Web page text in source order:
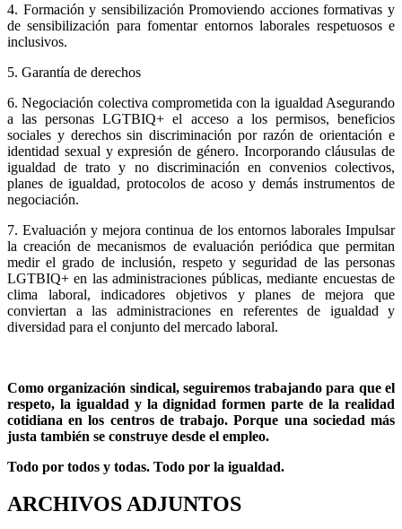
4. Formación y sensibilización Promoviendo acciones formativas y
de sensibilización para fomentar entornos laborales respetuosos e
inclusivos.
5. Garantía de derechos
6. Negociación colectiva comprometida con la igualdad Asegurando
a las personas LGTBIQ+ el acceso a los permisos, beneficios
sociales y derechos sin discriminación por razón de orientación e
identidad sexual y expresión de género. Incorporando cláusulas de
igualdad de trato y no discriminación en convenios colectivos,
planes de igualdad, protocolos de acoso y demás instrumentos de
negociación.
7. Evaluación y mejora continua de los entornos laborales Impulsar
la creación de mecanismos de evaluación periódica que permitan
medir el grado de inclusión, respeto y seguridad de las personas
LGTBIQ+ en las administraciones públicas, mediante encuestas de
clima laboral, indicadores objetivos y planes de mejora que
conviertan a las administraciones en referentes de igualdad y
diversidad para el conjunto del mercado laboral.
Como organización sindical, seguiremos trabajando para que el
respeto, la igualdad y la dignidad formen parte de la realidad
cotidiana en los centros de trabajo. Porque una sociedad más
justa también se construye desde el empleo.
Todo por todos y todas. Todo por la igualdad.
ARCHIVOS ADJUNTOS